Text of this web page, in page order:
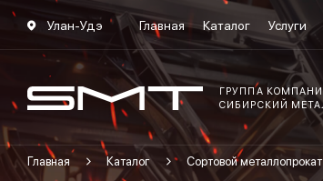
Улан-Удэ Главная Каталог Услуги
ГРУППА
СИБИРСКИЙ
Главная Каталог Сортовой металлопрокат